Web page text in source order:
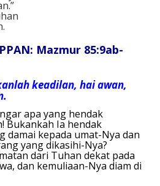
Mazmur 85:9ab-
keadilan, hai awan,
apa yang hendak
Bukankah Ia hendak
damai kepada umat-Nya dan
yang dikasihi-Nya?
dari Tuhan dekat pada
dan kemuliaan-Nya diam di